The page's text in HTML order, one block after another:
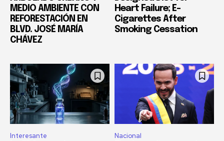
MEDIO AMBIENTE CON
REFORESTACIÓN EN
BLVD. JOSÉ MARÍA
CHÁVEZ
Heart Failure; E-
Cigarettes After
Smoking Cessation
Interesante Nacional